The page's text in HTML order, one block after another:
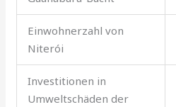
Einwohnerzahl von
Niterói
Investitionen in
Umweltschäden der